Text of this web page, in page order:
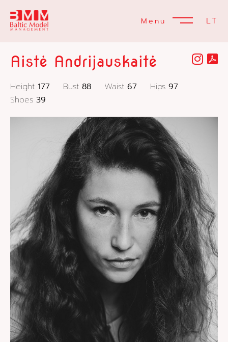
Menu LT
Aistė Andrijauskaitė
Height 177 Bust 88 Waist 67 Hips 97
Shoes 39